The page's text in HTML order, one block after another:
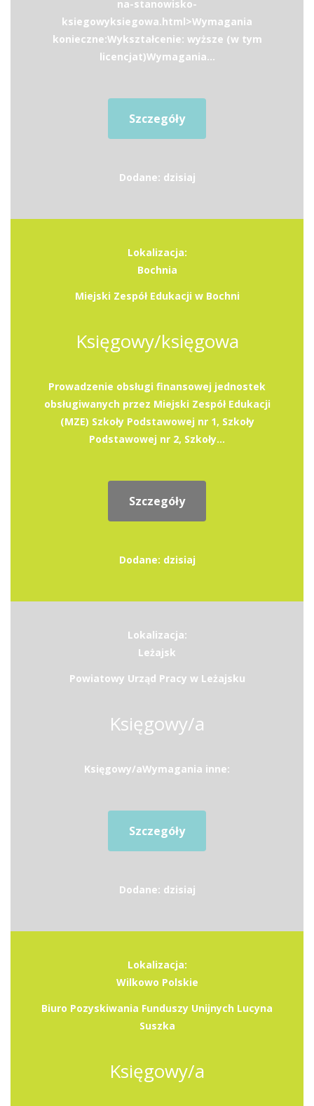
na-stanowisko-
ksiegowyksiegowa.html>Wymagania
konieczne:Wykształcenie: wyższe (w tym
licencjat)Wymagania...
Szczegóły
Dodane: dzisiaj
Lokalizacja:
Bochnia
Miejski Zespół Edukacji w Bochni
Księgowy/księgowa
Prowadzenie obsługi finansowej jednostek
obsługiwanych przez Miejski Zespół Edukacji
(MZE) Szkoły Podstawowej nr 1, Szkoły
Podstawowej nr 2, Szkoły...
Szczegóły
Dodane: dzisiaj
Lokalizacja:
Leżajsk
Powiatowy Urząd Pracy w Leżajsku
Księgowy/a
Księgowy/aWymagania inne:
Szczegóły
Dodane: dzisiaj
Lokalizacja:
Wilkowo Polskie
Biuro Pozyskiwania Funduszy Unijnych Lucyna
Suszka
Księgowy/a